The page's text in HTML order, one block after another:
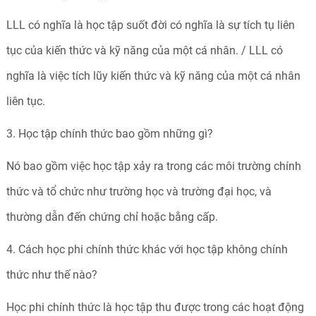
LLL có nghĩa là học tập suốt đời có nghĩa là sự tích tụ liên
tục của kiến thức và kỹ năng của một cá nhân. / LLL có
nghĩa là việc tích lũy kiến thức và kỹ năng của một cá nhân
liên tục.
3. Học tập chính thức bao gồm những gì?
Nó bao gồm việc học tập xảy ra trong các môi trường chính
thức và tổ chức như trường học và trường đại học, và
thường dẫn đến chứng chỉ hoặc bằng cấp.
4. Cách học phi chính thức khác với học tập không chính
thức như thế nào?
Học phi chính thức là học tập thu được trong các hoạt động